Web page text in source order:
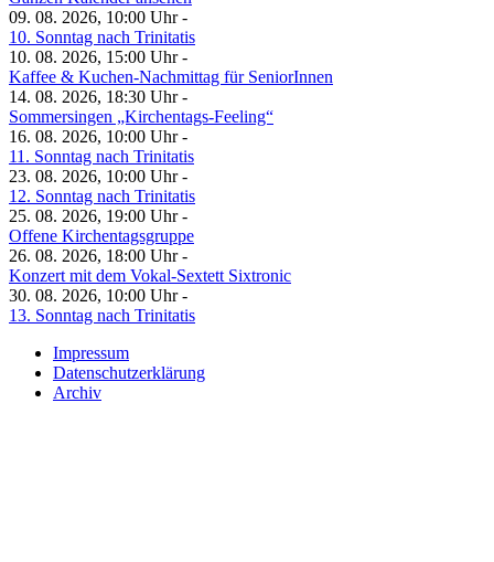
09. 08. 2026, 10:00 Uhr -
10. Sonntag nach Trinitatis
10. 08. 2026, 15:00 Uhr -
Kaffee & Kuchen-Nachmittag für SeniorInnen
14. 08. 2026, 18:30 Uhr -
Sommersingen „Kirchentags-Feeling“
16. 08. 2026, 10:00 Uhr -
11. Sonntag nach Trinitatis
23. 08. 2026, 10:00 Uhr -
12. Sonntag nach Trinitatis
25. 08. 2026, 19:00 Uhr -
Offene Kirchentagsgruppe
26. 08. 2026, 18:00 Uhr -
Konzert mit dem Vokal-Sextett Sixtronic
30. 08. 2026, 10:00 Uhr -
13. Sonntag nach Trinitatis
Impressum
Datenschutzerklärung
Archiv